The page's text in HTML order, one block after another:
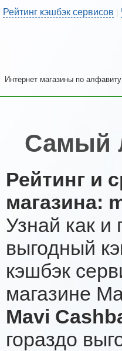
Рейтинг кэшбэк сервисов |
Интернет магазины по
Самый
Рейтинг и
магазина:
Узнай как
выгодный
кэшбэк
магазине
Mavi
гораздо